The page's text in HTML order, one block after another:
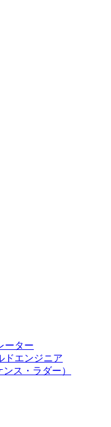
ーター
ドエンジニア
ス・ラダー）